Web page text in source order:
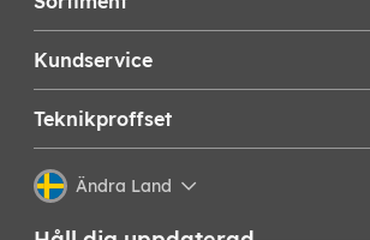
Kundservice
Teknikproffset
Ändra Land